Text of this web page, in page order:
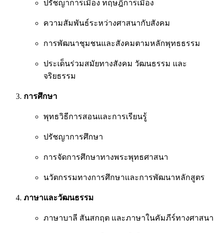
ปรัชญาการเมือง ทฤษฎีการเมือง
ความสัมพันธ์ระหว่างศาสนากับสังคม
การพัฒนาชุมชนและสังคมตามหลักพุทธธรรม
ประเด็นร่วมสมัยทางสังคม วัฒนธรรม และ
จริยธรรม
การศึกษา
พุทธวิธีการสอนและการเรียนรู้
ปรัชญาการศึกษา
การจัดการศึกษาทางพระพุทธศาสนา
นวัตกรรมทางการศึกษาและการพัฒนาหลักสูตร
ภาษาและวัฒนธรรม
ภาษาบาลี สันสกฤต และภาษาในคัมภีร์ทางศาสนา